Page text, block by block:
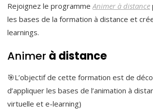
Rejoignez le programme Animer à distance
les bases de la formation à distance et
learnings.
Animer à distance
🎯L’objectif de cette formation est de
d’appliquer les bases de l’animation à
virtuelle et e-learning)